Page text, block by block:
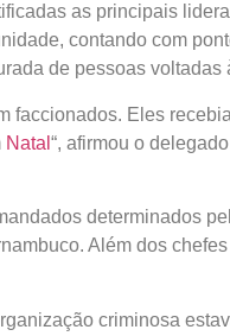
as principais
contando com
de pessoas voltadas
faccionados. Eles
Natal “, afirmou o
determinados
Além dos
criminosa